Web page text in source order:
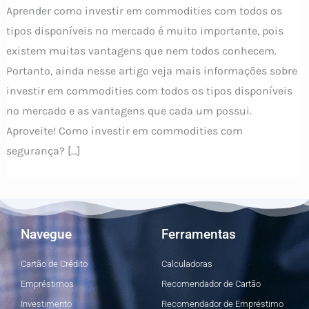
Aprender como investir em commodities com todos os
tipos disponíveis no mercado é muito importante, pois
existem muitas vantagens que nem todos conhecem.
Portanto, ainda nesse artigo veja mais informações sobre
investir em commodities com todos os tipos disponíveis
no mercado e as vantagens que cada um possui.
Aproveite! Como investir em commodities com
segurança? […]
Navegue
Cartão de Crédito
Empréstimos
Investimento
Ferramentas
Calculadoras
Recomendador de Cartão
Recomendador de Empréstimo